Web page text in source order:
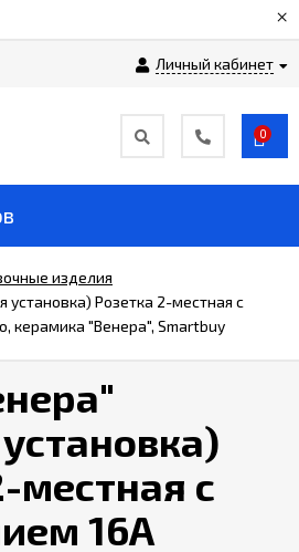
×
Личный кабинет
0
изделия
установка) Розетка 2-местная с
керамика "Венера", Smartbuy
местная с
16А